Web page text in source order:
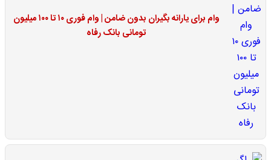
وام برای یارانه بگیران بدون ضامن | وام فوری ۱۰ تا ۱۰۰ میلیون
تومانی بانک رفاه